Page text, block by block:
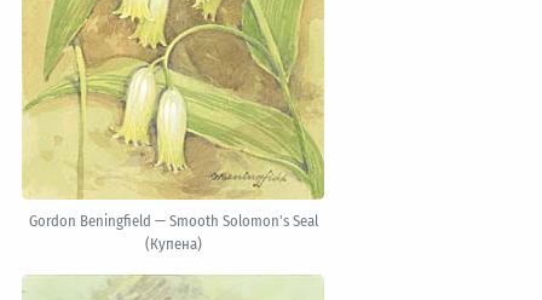
Gordon Beningfield — Smooth Solomon's Seal
(Купена)